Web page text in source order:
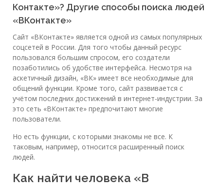
Контакте»? Другие способы поиска людей
«ВКонтакте»
Сайт «ВКонтакте» является одной из самых популярных
соцсетей в России. Для того чтобы данный ресурс
пользовался большим спросом, его создатели
позаботились об удобстве интерфейса. Несмотря на
аскетичный дизайн, «ВК» имеет все необходимые для
общений функции. Кроме того, сайт развивается с
учётом последних достижений в интернет-индустрии. За
это сеть «ВКонтакте» предпочитают многие
пользователи.
Но есть функции, с которыми знакомы не все. К
таковым, например, относится расширенный поиск
людей.
Как найти человека «В